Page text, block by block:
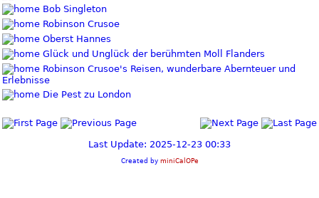
Bob Singleton
Robinson Crusoe
Oberst Hannes
Glück und Unglück der berühmten Moll Flanders
Robinson Crusoe's Reisen, wunderbare Abernteuer und
Erlebnisse
Die Pest zu London
Last Update: 2025-12-23 00:33
Created by miniCalOPe